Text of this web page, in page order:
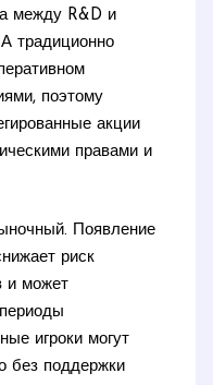
между R&D и
традиционно
поэтому
акции
правами и
Появление
риск
и может
игроки могут
без поддержки